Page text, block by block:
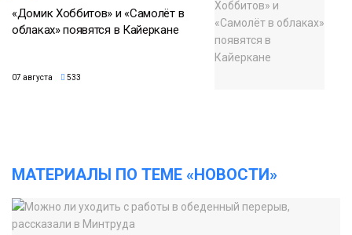
«Домик Хоббитов» и «Самолёт в
облаках» появятся в Кайеркане
07 августа 533
МАТЕРИАЛЫ ПО ТЕМЕ «НОВОСТИ»